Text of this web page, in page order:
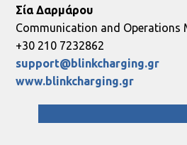
Σία Δαρμάρου
Communication and Operations
+30 210 7232862
support@blinkcharging.gr
www.blinkcharging.gr